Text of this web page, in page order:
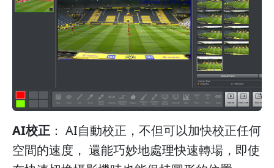
AI校正 ： AI自動校正，不但可以加快校正任何
空間的速度， 還能巧妙地處理快速轉場，即使